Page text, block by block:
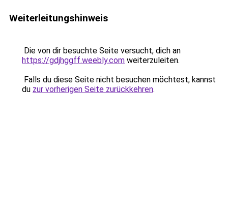
Weiterleitungshinweis
Die von dir besuchte Seite versucht, dich an
https://gdjhggff.weebly.com weiterzuleiten.
Falls du diese Seite nicht besuchen möchtest, kannst
du zur vorherigen Seite zurückkehren.